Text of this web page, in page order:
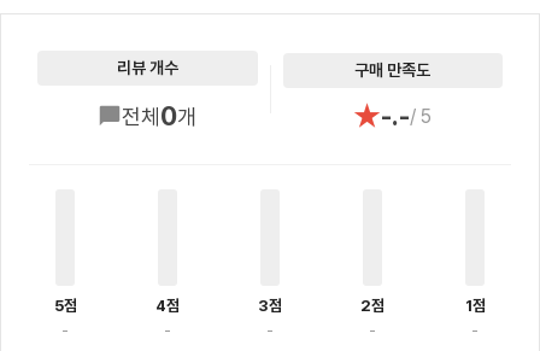
리뷰 개수
전체0개
구매 만족도
★-.-/ 5
5점
-
4점
-
3점
-
2점
-
1점
-